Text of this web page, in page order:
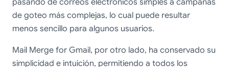
pasando de correos electrónicos simples a campañas
de goteo más complejas, lo cual puede resultar
menos sencillo para algunos usuarios.
Mail Merge for Gmail, por otro lado, ha conservado su
simplicidad e intuición, permitiendo a todos los